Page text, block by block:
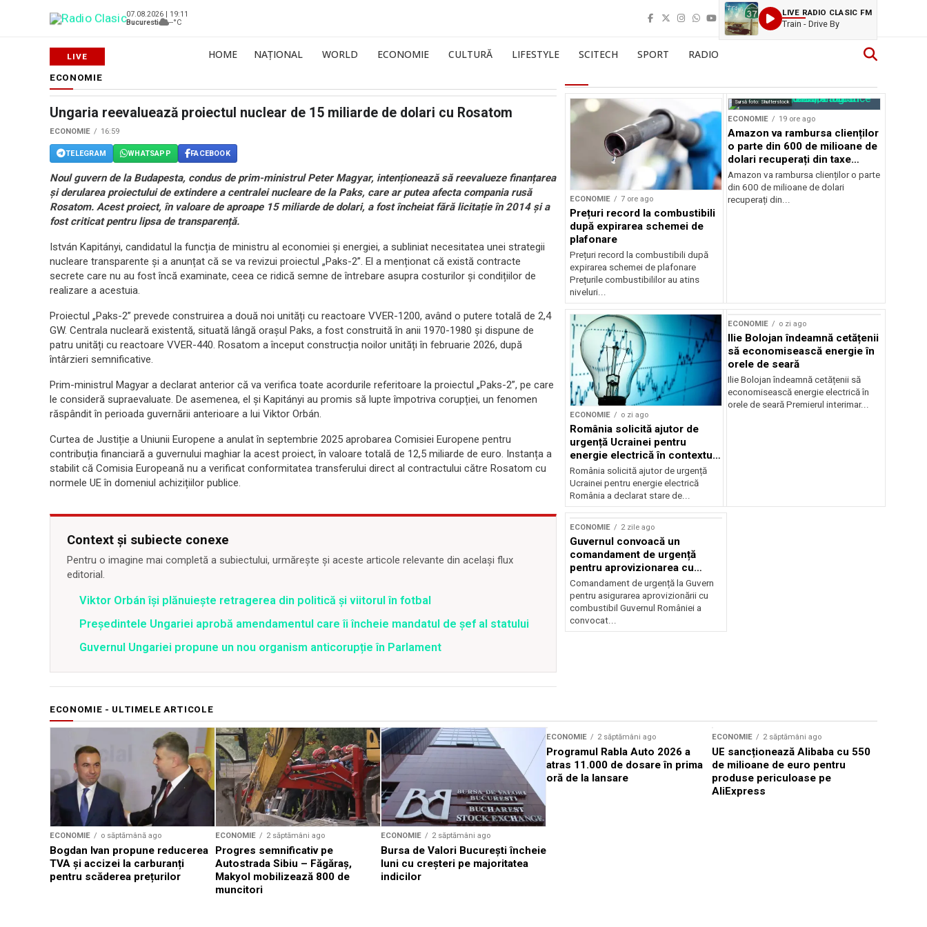
07.08.2026 | 19:11
Bucuresti
--°C
LIVE RADIO CLASIC FM
Train - Drive By
HOME NAȚIONAL WORLD ECONOMIE CULTURĂ LIFESTYLE SCITECH SPORT RADIO
ECONOMIE
Ungaria reevaluează proiectul nuclear de 15 miliarde de dolari cu Rosatom
ECONOMIE 16:59
TELEGRAM WHATSAPP FACEBOOK
Noul guvern de la Budapesta, condus de prim-ministrul Peter Magyar, intenționează să reevalueze finanțarea
și derularea proiectului de extindere a centralei nucleare de la Paks, care ar putea afecta compania rusă
Rosatom. Acest proiect, în valoare de aproape 15 miliarde de dolari, a fost încheiat fără licitație în 2014 și a
fost criticat pentru lipsa de transparență.
István Kapitányi, candidatul la funcția de ministru al economiei și energiei, a subliniat necesitatea unei strategii
nucleare transparente și a anunțat că se va revizui proiectul „Paks-2”. El a menționat că există contracte
secrete care nu au fost încă examinate, ceea ce ridică semne de întrebare asupra costurilor și condițiilor de
realizare a acestuia.
Proiectul „Paks-2” prevede construirea a două noi unități cu reactoare VVER-1200, având o putere totală de 2,4
GW. Centrala nucleară existentă, situată lângă orașul Paks, a fost construită în anii 1970-1980 și dispune de
patru unități cu reactoare VVER-440. Rosatom a început construcția noilor unități în februarie 2026, după
întârzieri semnificative.
Prim-ministrul Magyar a declarat anterior că va verifica toate acordurile referitoare la proiectul „Paks-2”, pe care
le consideră supraevaluate. De asemenea, el și Kapitányi au promis să lupte împotriva corupției, un fenomen
răspândit în perioada guvernării anterioare a lui Viktor Orbán.
Curtea de Justiție a Uniunii Europene a anulat în septembrie 2025 aprobarea Comisiei Europene pentru
contribuția financiară a guvernului maghiar la acest proiect, în valoare totală de 12,5 miliarde de euro. Instanța a
stabilit că Comisia Europeană nu a verificat conformitatea transferului direct al contractului către Rosatom cu
normele UE în domeniul achizițiilor publice.
Context și subiecte conexe
Pentru o imagine mai completă a subiectului, urmărește și aceste articole relevante din același flux
editorial.
Viktor Orbán își plănuiește retragerea din politică și viitorul în fotbal
Preşedintele Ungariei aprobă amendamentul care îi încheie mandatul de şef al statului
Guvernul Ungariei propune un nou organism anticorupție în Parlament
ECONOMIE 7 ore ago
Prețuri record la combustibili
după expirarea schemei de
plafonare
Prețuri record la combustibili după
expirarea schemei de plafonare
Prețurile combustibililor au atins
niveluri...
Sursă foto: Shutterstock
ECONOMIE 19 ore ago
Amazon va rambursa clienților
o parte din 600 de milioane de
dolari recuperați din taxe
vamale
Amazon va rambursa clienților o parte
din 600 de milioane de dolari
recuperați din...
ECONOMIE o zi ago
România solicită ajutor de
urgență Ucrainei pentru
energie electrică în contextul
crizei energetice
România solicită ajutor de urgență
Ucrainei pentru energie electrică
România a declarat stare de...
ECONOMIE o zi ago
Ilie Bolojan îndeamnă cetățenii
să economisească energie în
orele de seară
Ilie Bolojan îndeamnă cetățenii să
economisească energie electrică în
orele de seară Premierul interimar...
ECONOMIE 2 zile ago
Guvernul convoacă un
comandament de urgență
pentru aprovizionarea cu
combustibil
Comandament de urgență la Guvern
pentru asigurarea aprovizionării cu
combustibil Guvernul României a
convocat...
ECONOMIE - ULTIMELE ARTICOLE
ECONOMIE o săptămână ago
Bogdan Ivan propune reducerea
TVA și accizei la carburanți
pentru scăderea prețurilor
ECONOMIE 2 săptămâni ago
Progres semnificativ pe
Autostrada Sibiu – Făgăraş,
Makyol mobilizează 800 de
muncitori
ECONOMIE 2 săptămâni ago
Bursa de Valori Bucureşti încheie
luni cu creșteri pe majoritatea
indicilor
ECONOMIE 2 săptămâni ago
Programul Rabla Auto 2026 a
atras 11.000 de dosare în prima
oră de la lansare
ECONOMIE 2 săptămâni ago
UE sancționează Alibaba cu 550
de milioane de euro pentru
produse periculoase pe
AliExpress